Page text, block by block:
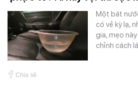
Một bát
có vẻ kỳ lạ,
gia, mẹo
chỉnh cách
Chia sẻ